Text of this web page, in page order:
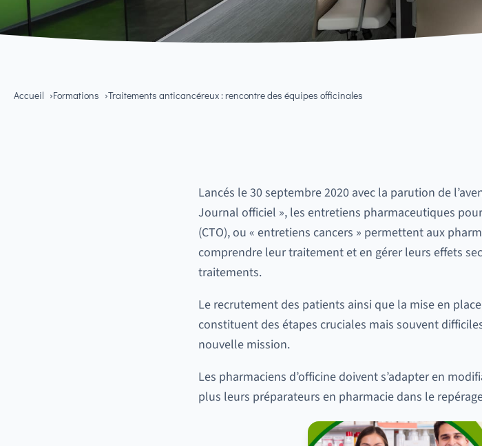
Accueil Formations Traitements anticancéreux : rencontre des équipes officinales
Lancés le 30 septembre 2020 avec la parution de
Journal officiel », les entretiens pharmaceutiques
(CTO), ou « entretiens cancers » permettent aux
comprendre leur traitement et en gérer leurs effets
traitements.
Le recrutement des patients ainsi que la mise en
constituent des étapes cruciales mais souvent
nouvelle mission.
Les pharmaciens d’officine doivent s’adapter en
plus leurs préparateurs en pharmacie dans le